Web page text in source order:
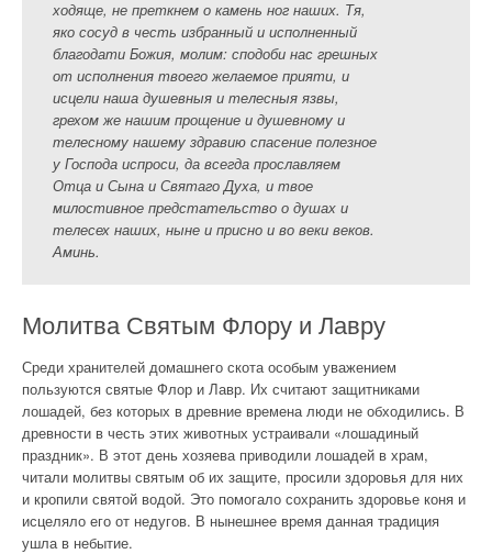
ходяще, не преткнем о камень ног наших. Тя,
яко сосуд в честь избранный и исполненный
благодати Божия, молим: сподоби нас грешных
от исполнения твоего желаемое прияти, и
исцели наша душевныя и телесныя язвы,
грехом же нашим прощение и душевному и
телесному нашему здравию спасение полезное
у Господа испроси, да всегда прославляем
Отца и Сына и Святаго Духа, и твое
милостивное предстательство о душах и
телесех наших, ныне и присно и во веки веков.
Аминь.
Молитва Святым Флору и Лавру
Среди хранителей домашнего скота особым уважением
пользуются святые Флор и Лавр. Их считают защитниками
лошадей, без которых в древние времена люди не обходились. В
древности в честь этих животных устраивали «лошадиный
праздник». В этот день хозяева приводили лошадей в храм,
читали молитвы святым об их защите, просили здоровья для них
и кропили святой водой. Это помогало сохранить здоровье коня и
исцеляло его от недугов. В нынешнее время данная традиция
ушла в небытие.